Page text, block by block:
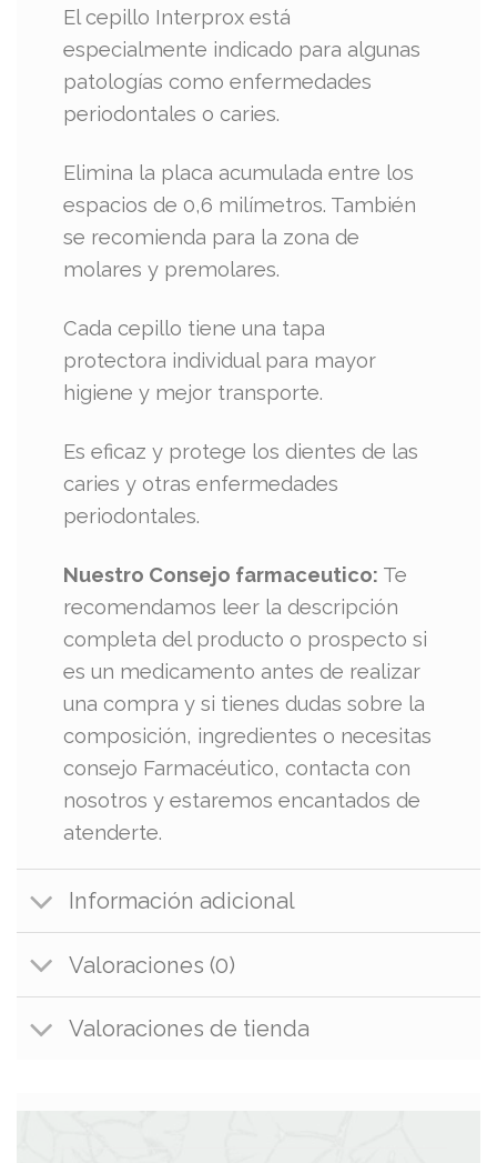
El cepillo Interprox está
especialmente indicado para algunas
patologías como enfermedades
periodontales o caries.
Elimina la placa acumulada entre los
espacios de 0,6 milímetros. También
se recomienda para la zona de
molares y premolares.
Cada cepillo tiene una tapa
protectora individual para mayor
higiene y mejor transporte.
Es eficaz y protege los dientes de las
caries y otras enfermedades
periodontales.
Nuestro Consejo farmaceutico: Te
recomendamos leer la descripción
completa del producto o prospecto si
es un medicamento antes de realizar
una compra y si tienes dudas sobre la
composición, ingredientes o necesitas
consejo Farmacéutico, contacta con
nosotros y estaremos encantados de
atenderte.
Información adicional
Valoraciones (0)
Valoraciones de tienda